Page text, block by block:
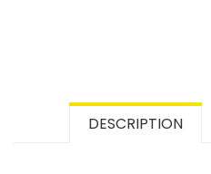
DESCRIPTION